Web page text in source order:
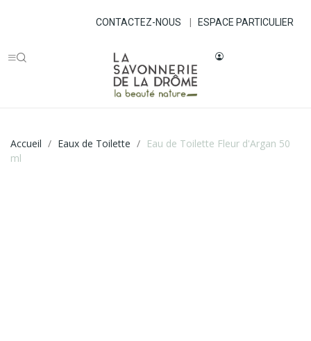
CONTACTEZ-NOUS ESPACE PARTICULIER
Accueil Eaux de Toilette
Eau de Toilette Fleur d'Argan 50
ml